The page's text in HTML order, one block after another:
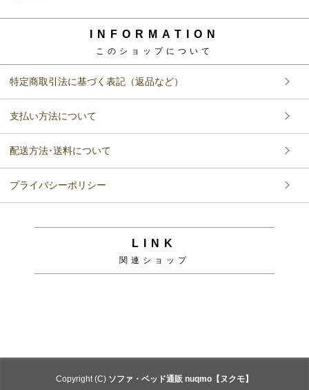
INFORMATION
このショップについて
特定商取引法に基づく表記（返品など）
支払い方法について
配送方法･送料について
プライバシーポリシー
LINK
関連ショップ
Copyright (C) ソファ・ベッド通販 nuqmo【ヌクモ】